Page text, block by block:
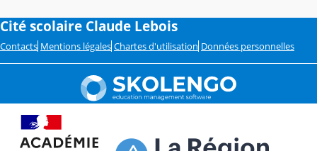
Cité scolaire Claude Lebois
Contacts Mentions légales Chartes d'utilisation Données personnelles